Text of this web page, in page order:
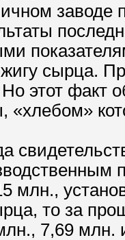
заводе
сырца.
этот факт
«хлебом»
млн.,
то за
7,69